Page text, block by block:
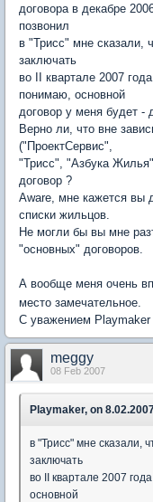
договора в декабре
позвонил
в "Трисс" мне сказали,
заключать
во II квартале 2007
понимаю, основной
договор у меня будет -
Верно ли, что вне
("ПроектСервис",
"Трисс", "Азбука
договор ?
Aware, мне кажется вы
списки жильцов.
Не могли бы вы мне
"основных" договоров.
А вообще меня очень
место замечательное.
С уважением Playmaker
meggy
08 Feb 2007
Playmaker, on
в "Трисс" мне сказали,
заключать
во II квартале 2007
основной